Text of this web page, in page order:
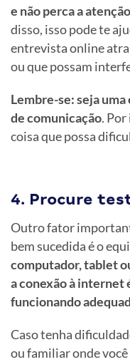
e não perca a
disso, isso pode te
entrevista online
ou que possam
Lembre-se: seja
de comunicação.
coisa que possa
4. Procure
Outro fator
bem sucedida é o
computador, tablet
a conexão à internet
funcionando
Caso tenha
ou familiar onde você